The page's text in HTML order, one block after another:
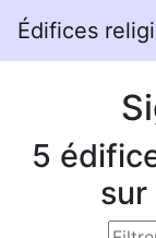
Édifices
5